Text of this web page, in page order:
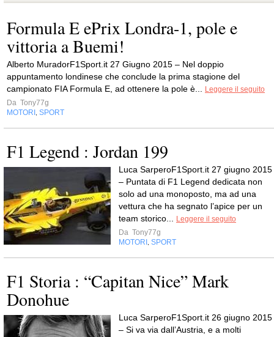
Formula E ePrix Londra-1, pole e
vittoria a Buemi!
Alberto MuradorF1Sport.it 27 Giugno 2015 – Nel doppio
appuntamento londinese che conclude la prima stagione del
campionato FIA Formula E, ad ottenere la pole è...
Leggere il seguito
Da Tony77g
MOTORI
SPORT
F1 Legend : Jordan 199
Luca SarperoF1Sport.it 27 giugno 2015
– Puntata di F1 Legend dedicata non
solo ad una monoposto, ma ad una
vettura che ha segnato l’apice per un
team storico...
Leggere il seguito
Da Tony77g
MOTORI
SPORT
F1 Storia : “Capitan Nice” Mark
Donohue
Luca SarperoF1Sport.it 26 giugno 2015
– Si va via dall’Austria, e a molti